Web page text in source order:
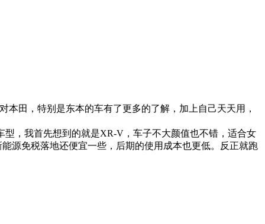
田，特别是东本的车有了更多的了解，加上自己天天用，
，我首先想到的就是XR-V，车子不大颜值也不错，适合女
源免税落地还便宜一些，后期的使用成本也更低。反正就跑